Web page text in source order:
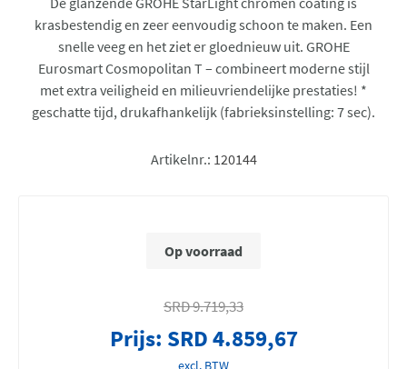
krasbestendig en zeer eenvoudig schoon te maken. Een
snelle veeg en het ziet er gloednieuw uit. GROHE
Eurosmart Cosmopolitan T – combineert moderne stijl
met extra veiligheid en milieuvriendelijke prestaties! *
geschatte tijd, drukafhankelijk (fabrieksinstelling: 7 sec).
Artikelnr.: 120144
Op voorraad
SRD 9.719,33
Prijs: SRD 4.859,67
excl. BTW